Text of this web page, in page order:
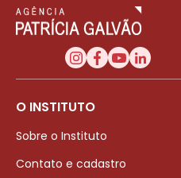
O INSTITUTO
Sobre o Instituto
Contato e cadastro